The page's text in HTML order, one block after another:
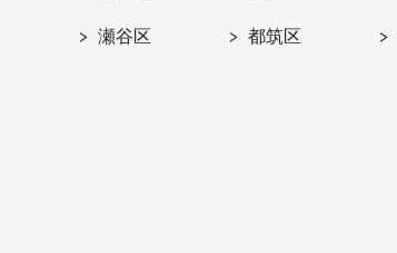
瀬谷区 都筑区